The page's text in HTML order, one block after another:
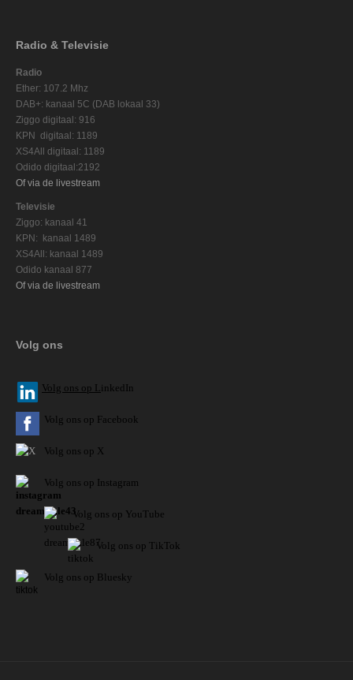
Radio & Televisie
Radio
Ether: 107.2 Mhz
DAB+: kanaal 5C (DAB lokaal 33)
Ziggo digitaal: 916
KPN digitaal: 1189
XS4All digitaal: 1189
Odido digitaal:2192
Of via de livestream
Televisie
Ziggo: kanaal 41
KPN: kanaal 1489
XS4All: kanaal 1489
Odido kanaal 877
Of via de livestream
Volg ons
Volg ons op L inkedIn
Volg ons op Facebook
Volg ons op X
Volg ons op Instagram
Volg ons op YouTube
Volg ons op TikTok
Volg ons op Bluesky